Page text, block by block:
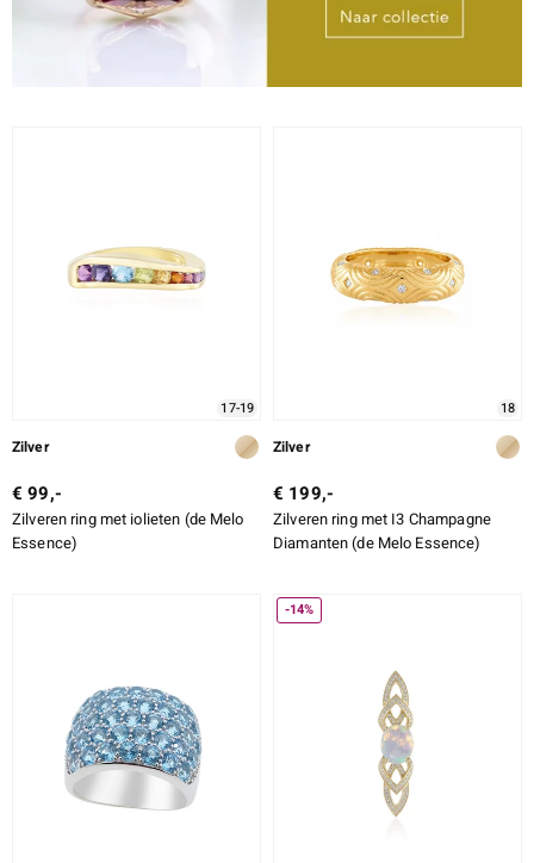
17-19
Zilver
€ 99,-
Zilveren ring met iolieten (de Melo
Essence)
18
Zilver
€ 199,-
Zilveren ring met I3 Champagne
Diamanten (de Melo Essence)
-14%